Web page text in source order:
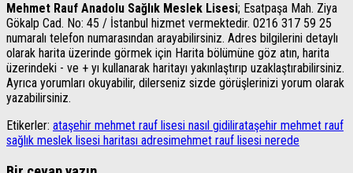
Mehmet Rauf Anadolu Sağlık Meslek Lisesi; Esatpaşa Mah. Ziya
Gökalp Cad. No: 45 / İstanbul hizmet vermektedir. 0216 317 59 25
numaralı telefon numarasından arayabilirsiniz. Adres bilgilerini detaylı
olarak harita üzerinde görmek için Harita bölümüne göz atın, harita
üzerindeki - ve + yı kullanarak haritayı yakınlaştırıp uzaklaştırabilirsiniz.
Ayrıca yorumları okuyabilir, dilerseniz sizde görüşlerinizi yorum olarak
yazabilirsiniz.
Etikerler: ataşehir mehmet rauf lisesi nasıl gidilirataşehir mehmet rauf
sağlık meslek lisesi haritası adresimehmet rauf lisesi nerede